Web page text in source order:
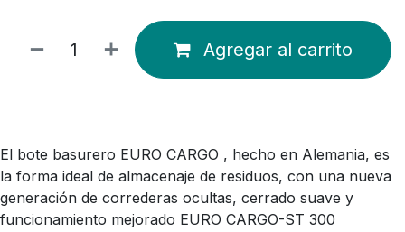
Agregar al carrito
El bote basurero EURO CARGO , hecho en Alemania, es
la forma ideal de almacenaje de residuos, con una nueva
generación de correderas ocultas, cerrado suave y
funcionamiento mejorado EURO CARGO-ST 300